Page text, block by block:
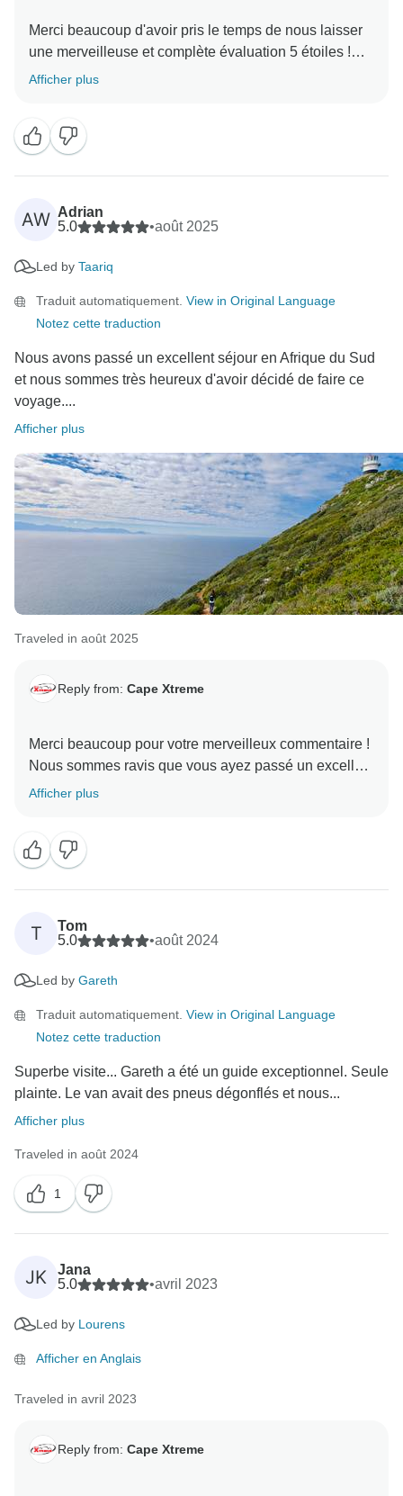
Merci beaucoup d'avoir pris le temps de nous laisser
une merveilleuse et complète évaluation 5 étoiles !
Nous avons été ravis de vous accueillir. Notre équipe
est une formidable source de motivation.
Nous espérons avoir le plaisir de vous accueillir à
nouveau bientôt !
L'équipe de Cape Xtreme vous adresse ses plus
Afficher plus
AW Adrian
5.0
•août 2025
Led by Taariq
Traduit automatiquement. View in Original Language
Notez cette traduction
Nous avons passé un excellent séjour en Afrique du Sud
et nous sommes très heureux d'avoir décidé de faire ce
voyage....
Afficher plus
Traveled in août 2025
Reply from: Cape Xtreme
Merci beaucoup pour votre merveilleux commentaire !
Nous sommes ravis que vous ayez passé un excellent
moment en Afrique du Sud et que vous ayez voyagé
fait une si bonne impression. Il est vraiment passionné
par le partage de la beauté de notre pays, et nous ne
manquerons pas de lui transmettre vos bons mots.
Nous espérons vous accueillir à nouveau pour une
Afficher plus
T
Tom
5.0
•août 2024
Led by Gareth
Traduit automatiquement. View in Original Language
Notez cette traduction
Superbe visite... Gareth a été un guide exceptionnel. Seule
plainte. Le van avait des pneus dégonflés et nous...
Afficher plus
Traveled in août 2024
1
JK
Jana
5.0
•avril 2023
Led by Lourens
Afficher en Anglais
Traveled in avril 2023
Reply from: Cape Xtreme